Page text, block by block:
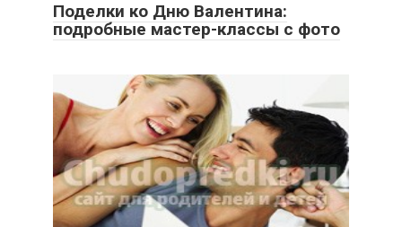
Поделки ко Дню Валентина:
подробные мастер-классы с фото